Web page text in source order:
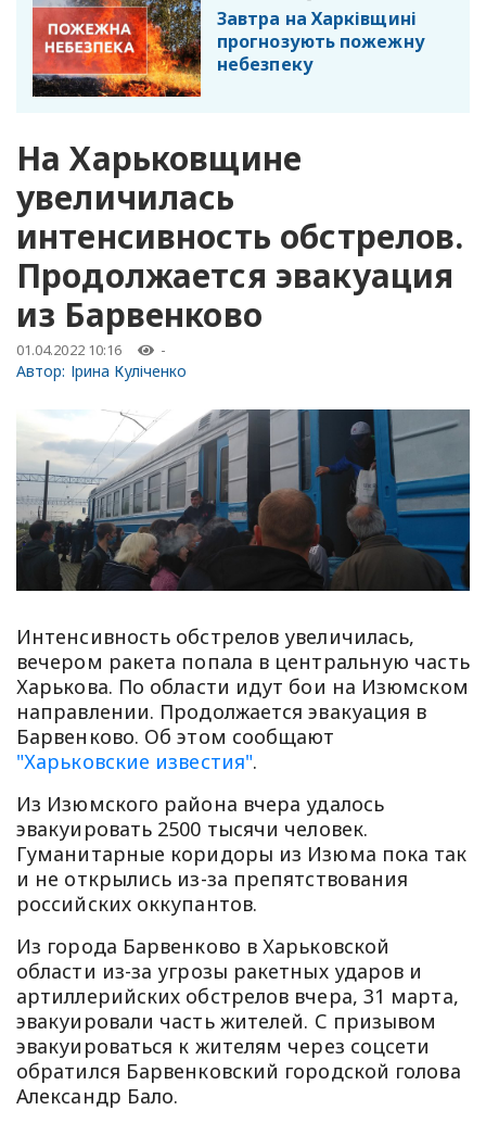
Завтра на Харківщині
прогнозують пожежну
небезпеку
На Харьковщине
увеличилась
интенсивность обстрелов.
Продолжается эвакуация
из Барвенково
01.04.2022 10:16 -
Автор: Ірина Куліченко
Интенсивность обстрелов увеличилась,
вечером ракета попала в центральную часть
Харькова. По области идут бои на Изюмском
направлении. Продолжается эвакуация в
Барвенково. Об этом сообщают
"Харьковские известия".
Из Изюмского района вчера удалось
эвакуировать 2500 тысячи человек.
Гуманитарные коридоры из Изюма пока так
и не открылись из-за препятствования
российских оккупантов.
Из города Барвенково в Харьковской
области из-за угрозы ракетных ударов и
артиллерийских обстрелов вчера, 31 марта,
эвакуировали часть жителей. С призывом
эвакуироваться к жителям через соцсети
обратился Барвенковский городской голова
Александр Бало.